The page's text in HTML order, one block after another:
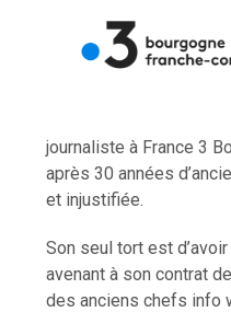
journaliste à France 3
après 30 années
et injustifiée.
Son seul tort est
avenant à son contrat
des anciens chefs info